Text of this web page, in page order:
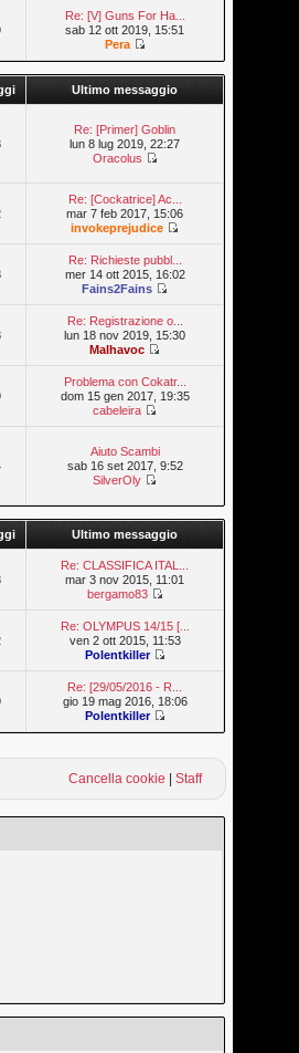
Re: [V] Guns For Ha...
sab 12 ott 2019, 15:51
Pera
Ultimo messaggio
Re: [Primer] Goblin
lun 8 lug 2019, 22:27
Oracolus
Re: [Cockatrice] Ac...
mar 7 feb 2017, 15:06
invokeprejudice
Re: Richieste pubbl...
mer 14 ott 2015, 16:02
Fains2Fains
Re: Registrazione o...
lun 18 nov 2019, 15:30
Malhavoc
Problema con Cokatr...
dom 15 gen 2017, 19:35
cabeleira
Aiuto Scambi
sab 16 set 2017, 9:52
SilverOly
Ultimo messaggio
Re: CLASSIFICA ITAL...
mar 3 nov 2015, 11:01
bergamo83
Re: OLYMPUS 14/15 [...
ven 2 ott 2015, 11:53
Polentkiller
Re: [29/05/2016 - R...
gio 19 mag 2016, 18:06
Polentkiller
Cancella cookie Staff